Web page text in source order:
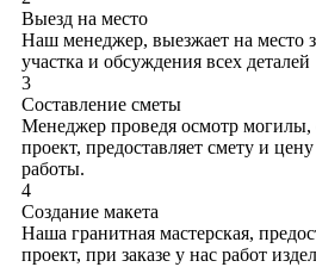
Выезд на место
Наш менеджер, выезжает на место
участка и обсуждения всех деталей
3
Составление сметы
Менеджер проведя осмотр могилы,
проект, предоставляет смету и
работы.
4
Создание макета
Наша гранитная мастерская,
проект, при заказе у нас работ